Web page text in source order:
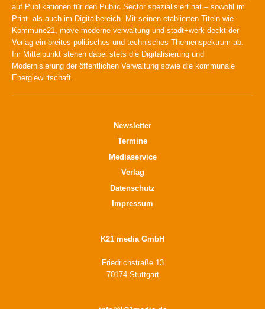
auf Publikationen für den Public Sector spezialisiert hat – sowohl im
Print- als auch im Digitalbereich. Mit seinen etablierten Titeln wie
Kommune21, move moderne verwaltung und stadt+werk deckt der
Verlag ein breites politisches und technisches Themenspektrum ab.
Im Mittelpunkt stehen dabei stets die Digitalisierung und
Modernisierung der öffentlichen Verwaltung sowie die kommunale
Energiewirtschaft.
Newsletter
Termine
Mediaservice
Verlag
Datenschutz
Impressum
K21 media GmbH
Friedrichstraße 13
70174 Stuttgart